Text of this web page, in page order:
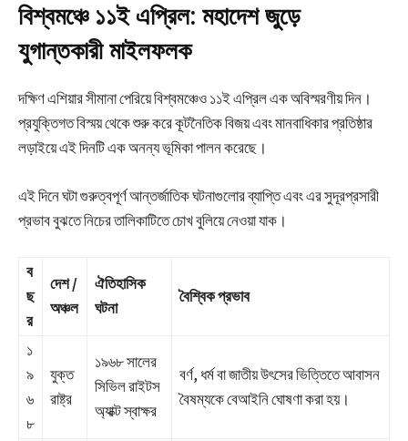
বিশ্বমঞ্চে ১১ই এপ্রিল: মহাদেশ জুড়ে
যুগান্তকারী মাইলফলক
দক্ষিণ এশিয়ার সীমানা পেরিয়ে বিশ্বমঞ্চেও ১১ই এপ্রিল এক অবিস্মরণীয় দিন।
প্রযুক্তিগত বিস্ময় থেকে শুরু করে কূটনৈতিক বিজয় এবং মানবাধিকার প্রতিষ্ঠার
লড়াইয়ে এই দিনটি এক অনন্য ভূমিকা পালন করেছে।
এই দিনে ঘটা গুরুত্বপূর্ণ আন্তর্জাতিক ঘটনাগুলোর ব্যাপ্তি এবং এর সুদূরপ্রসারী
প্রভাব বুঝতে নিচের তালিকাটিতে চোখ বুলিয়ে নেওয়া যাক।
ব
ছ
র
দেশ /
অঞ্চল
ঐতিহাসিক
ঘটনা
বৈশ্বিক প্রভাব
১
৯
৬
৮
যুক্ত
রাষ্ট্র
১৯৬৮ সালের
সিভিল রাইটস
অ্যাক্ট স্বাক্ষর
বর্ণ, ধর্ম বা জাতীয় উৎসের ভিত্তিতে আবাসন
বৈষম্যকে বেআইনি ঘোষণা করা হয়।